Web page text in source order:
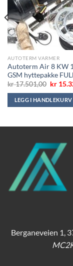
AUTOTERM VARMER
Autoterm Air 8 KW
GSM hyttepakke
kr17.501,00
var:
kr
kr
LEGG I HANDLEKURV
Berganeveien 1,